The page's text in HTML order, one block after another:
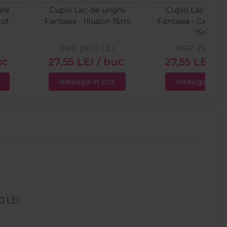
Cupio Lac de unghii
Fantasia - Illusion 15ml
27,55 LEI / buc
PRP: 29,00 LEI
Adauga in cos
Cupio Lac de
Fantasia -
15ml
27,55 LEI
PRP: 29,00
Adauga in
LEI.